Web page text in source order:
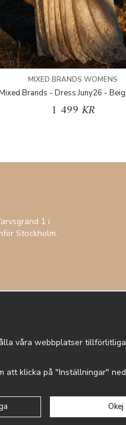
MIXED BRANDS WOMENS
Brands - Dress Juny26 -
1 499 KR
1 i
Stockholm.
våra webbplatser
att klicka på "Inställningar"
Okej